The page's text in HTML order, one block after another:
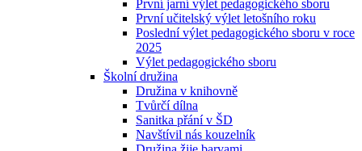
První jarní výlet pedagogického sboru
První učitelský výlet letošního roku
Poslední výlet pedagogického sboru v roce
2025
Výlet pedagogického sboru
Školní družina
Družina v knihovně
Tvůrčí dílna
Sanitka přání v ŠD
Navštívil nás kouzelník